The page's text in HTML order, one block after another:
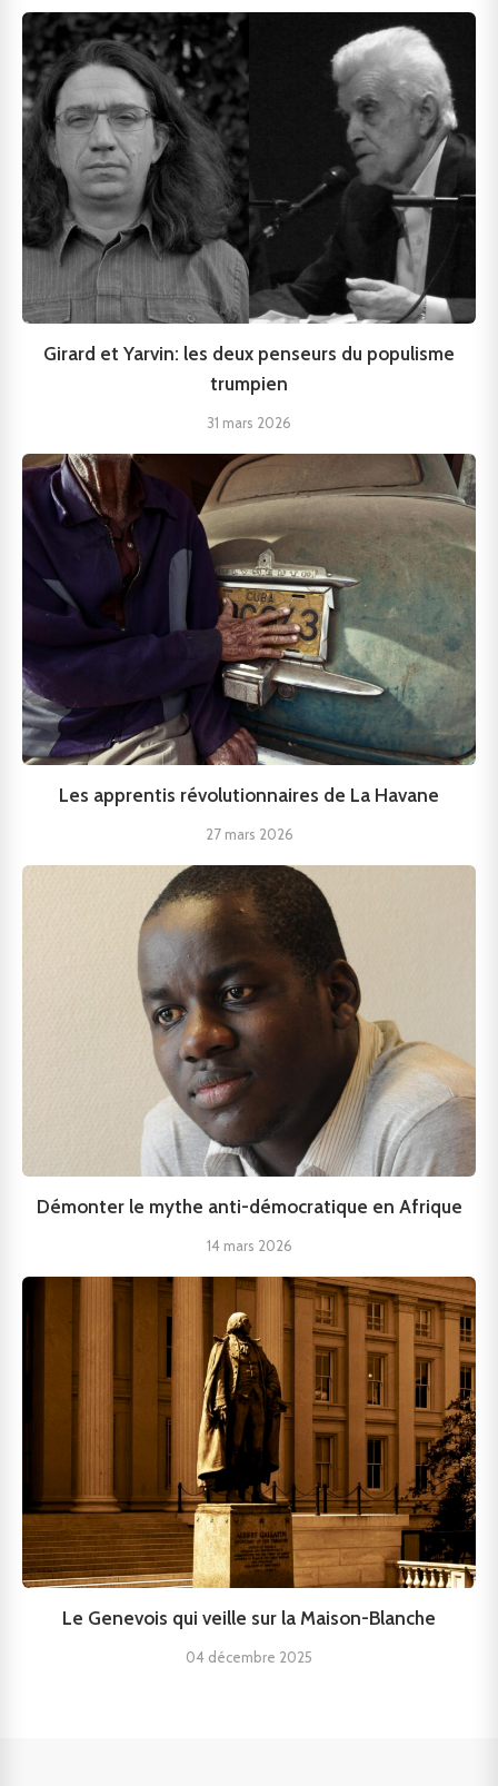
Girard et Yarvin: les deux penseurs du populisme
trumpien
31 mars 2026
Les apprentis révolutionnaires de La Havane
27 mars 2026
Démonter le mythe anti-démocratique en Afrique
14 mars 2026
Le Genevois qui veille sur la Maison-Blanche
04 décembre 2025